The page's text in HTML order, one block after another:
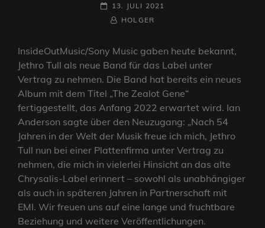
POSTED-
ON
13. JULI 2021
BY
BYLINEHOLGER
InsideOutMusic/Sony Music gaben heute bekannt,
Jethro Tull als neue Band für das Label unter
Vertrag zu nehmen. Die Band hat bereits ein neues
Album mit dem Titel „The Zealot Gene“
fertiggestellt, das Anfang 2022 erwartet wird. Ian
Anderson sagte über den Neuzugang: „Nach 54
Jahren in der Welt der Musik freue ich mich, Jethro
Tull nun bei einer Plattenfirma unter Vertrag zu
nehmen, die mich in vielerlei Hinsicht an das alte
Chrysalis-Label erinnert – sowohl als unabhängiger
als auch in späteren Jahren in Partnerschaft mit
EMI. Wir freuen uns auf eine lange und fruchtbare
Beziehung und weitere Veröffentlichungen.